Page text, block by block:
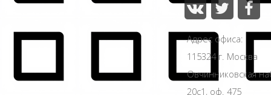
Адрес офиса:
115324 г. Москва
Овчинниковская
20с1, оф. 475